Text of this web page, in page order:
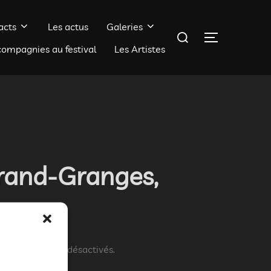
Les actus
Galeries
au festival
Les Artistes
Rechercher :
Granges,
sont désactivés.